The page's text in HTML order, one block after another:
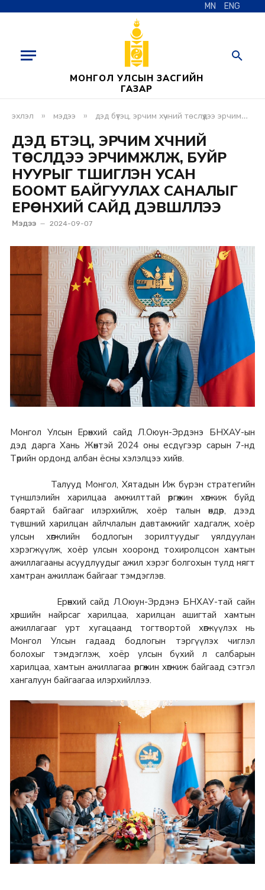
MN ENG
МОНГОЛ УЛСЫН ЗАСГИЙН
ГАЗАР
эхлэл » мэдээ » дэд бүтэц, эрчим хүчний төслүүдээ эрчимжүүлж, буйр нуурыг түшиглэн усан боомт байгуулах саналыг ерөнхий сайд дэвшүүллээ
ДЭД БҮТЭЦ, ЭРЧИМ ХҮЧНИЙ
ТӨСЛҮҮДЭЭ ЭРЧИМЖҮҮЛЖ, БУЙР
НУУРЫГ ТҮШИГЛЭН УСАН
БООМТ БАЙГУУЛАХ САНАЛЫГ
ЕРӨНХИЙ САЙД ДЭВШҮҮЛЛЭЭ
Мэдээ 2024-09-07
Монгол Улсын Ерөнхий сайд Л.Оюун-Эрдэнэ БНХАУ-ын
дэд дарга Хань Жөнтэй 2024 оны есдүгээр сарын 7-нд
Төрийн ордонд албан ёсны хэлэлцээ хийв.
Талууд Монгол, Хятадын Иж бүрэн стратегийн
түншлэлийн харилцаа амжилттай өргөжин хөгжиж буйд
баяртай байгааг илэрхийлж, хоёр талын өндөр, дээд
түвшний харилцан айлчлалын давтамжийг хадгалж, хоёр
улсын хөгжлийн бодлогын зорилтуудыг уялдуулан
хэрэгжүүлж, хоёр улсын хооронд тохиролцсон хамтын
ажиллагааны асуудлуудыг ажил хэрэг болгохын тулд нягт
хамтран ажиллаж байгааг тэмдэглэв.
Ерөнхий сайд Л.Оюун-Эрдэнэ БНХАУ-тай сайн
хөршийн найрсаг харилцаа, харилцан ашигтай хамтын
ажиллагааг урт хугацаанд тогтвортой хөгжүүлэх нь
Монгол Улсын гадаад бодлогын тэргүүлэх чиглэл
болохыг тэмдэглэж, хоёр улсын бүхий л салбарын
харилцаа, хамтын ажиллагаа өргөжин хөгжиж байгаад сэтгэл
хангалуун байгаагаа илэрхийллээ.